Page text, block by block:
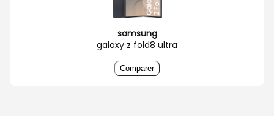
samsung
galaxy z fold8 ultra
Comparer